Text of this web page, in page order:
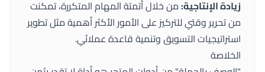
زيادة الإنتاجية:من خلال أتمتة المهام المتكررة، تمكنت
من تحرير وقتي للتركيز على الأمور الأكثر أهمية مثل تطوير
استراتيجيات التسويق وتنمية قاعدة عملائي.
الخلاصة